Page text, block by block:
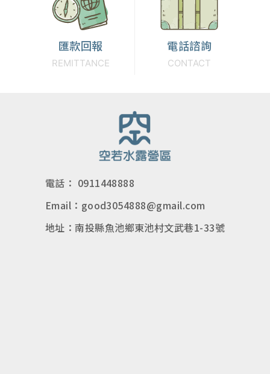
匯款回報
REMITTANCE
電話諮詢
CONTACT
電話： 0911448888
Email：good3054888@gmail.com
地址：南投縣魚池鄉東池村文武巷1-33號